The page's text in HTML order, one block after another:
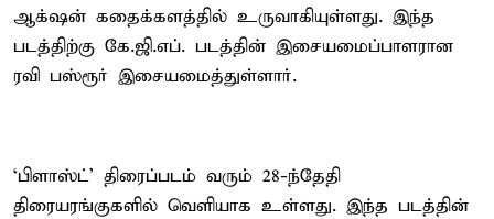
ஆக்‌ஷன் கதைக்களத்தில் உருவாகியுள்ளது. இந்த
படத்திற்கு கே.ஜி.எப். படத்தின் இசையமைப்பாளரான
ரவி பஸ்ரூர் இசையமைத்துள்ளார்.
‘பிளாஸ்ட்’ திரைப்படம் வரும் 28-ந்தேதி
திரையரங்குகளில் வெளியாக உள்ளது. இந்த படத்தின்